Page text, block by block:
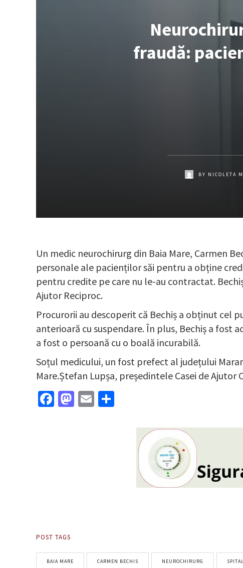
fraudă:
BY NICOLETA
Un medic neurochirurg din Baia Mare, Carmen
personale ale pacienților săi pentru a obține
pentru credite pe care nu le-au contractat.
Ajutor Reciproc.
Procurorii au descoperit că Bechiș a obținut cel
anterioară cu suspendare. În plus, Bechiș a fost
a fost o persoană cu o boală incurabilă.
Soțul medicului, un fost prefect al județului
Mare.Ștefan Lupșa, președintele Casei de
Facebook
Mastodon
Email
POST TAGS
BAIA MARE CARMEN BECHIS NEUROCHIRURG SPITAL